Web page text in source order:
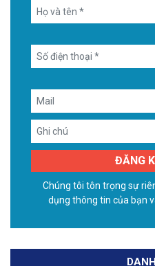
Chúng tôi tôn trọng sự
dụng thông tin của bạn